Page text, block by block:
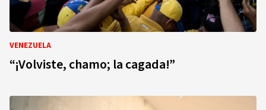
VENEZUELA
“¡Volviste, chamo; la cagada!”